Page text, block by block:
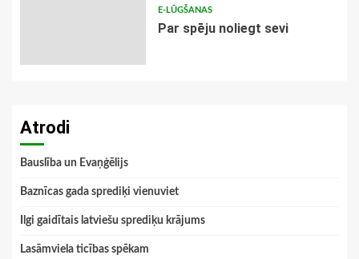
E-LŪGŠANAS
Par spēju noliegt sevi
Atrodi
Bauslība un Evaņģēlijs
Baznīcas gada sprediķi vienuviet
Ilgi gaidītais latviešu sprediķu krājums
Lasāmviela ticības spēkam